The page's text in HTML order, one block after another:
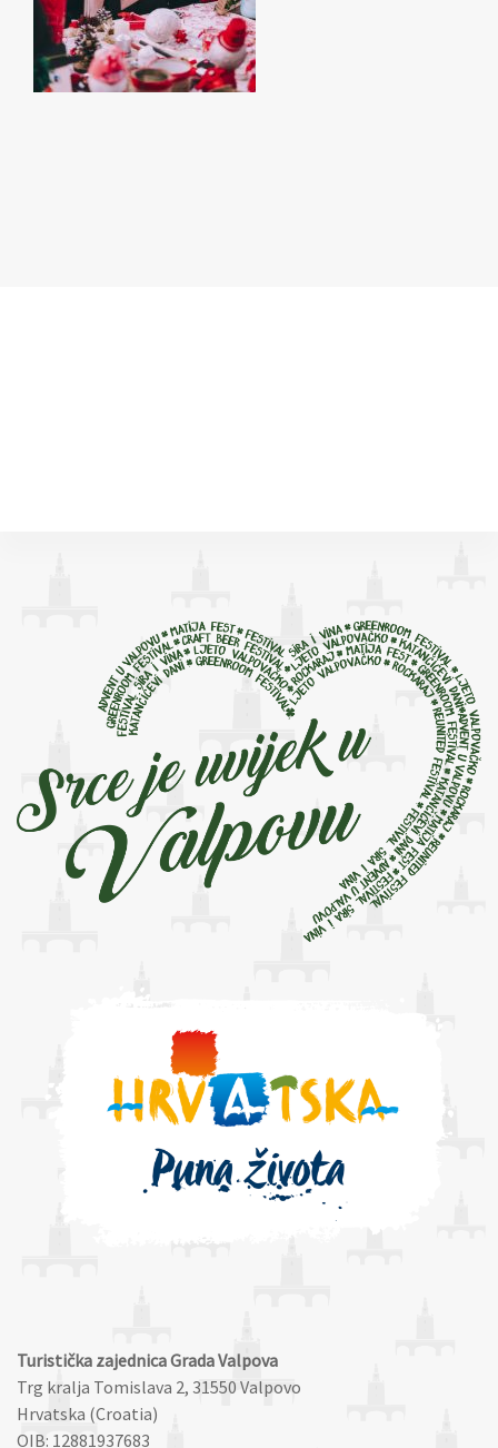
Turistička zajednica Grada Valpova
Trg kralja Tomislava 2, 31550 Valpovo
Hrvatska (Croatia)
OIB: 12881937683